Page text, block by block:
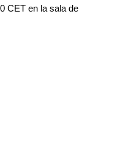
CET en la sala de